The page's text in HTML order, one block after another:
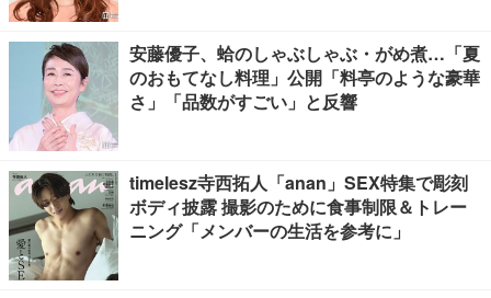
安藤優子、蛤のしゃぶしゃぶ・がめ煮…「夏
のおもてなし料理」公開「料亭のような豪華
さ」「品数がすごい」と反響
timelesz寺西拓人「anan」SEX特集で彫刻
ボディ披露 撮影のために食事制限＆トレー
ニング「メンバーの生活を参考に」